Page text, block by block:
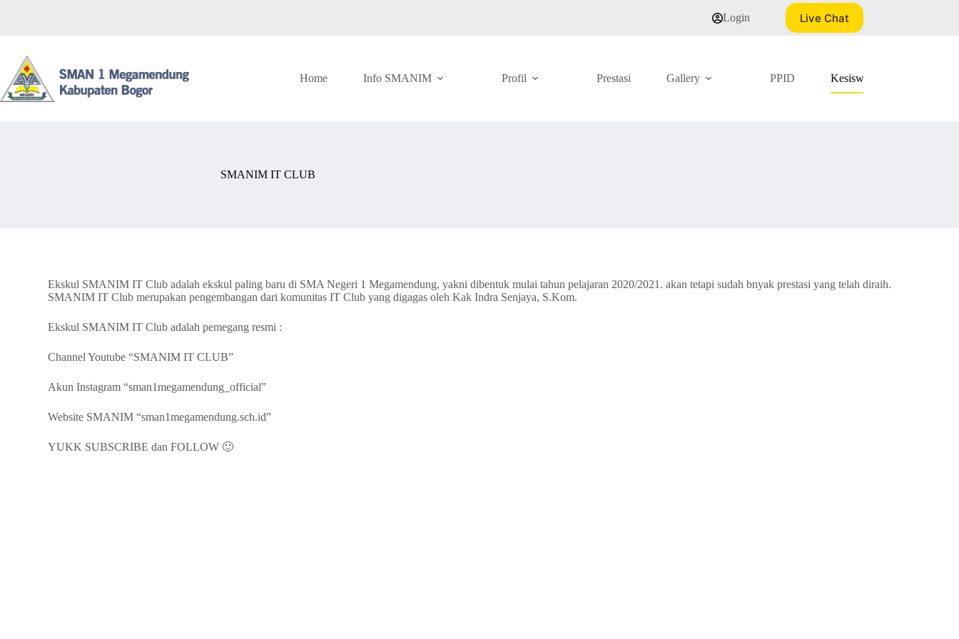
Login Live Chat
Home Info SMANIM Profil Prestasi Gallery PPID Kesiswaan
SMANIM IT CLUB
Ekskul SMANIM IT Club adalah ekskul paling baru di SMA Negeri 1 Megamendung, yakni dibentuk mulai tahun pelajaran 2020/2021. akan tetapi sudah bnyak prestasi yang telah diraih.
SMANIM IT Club merupakan pengembangan dari komunitas IT Club yang digagas oleh Kak Indra Senjaya, S.Kom.
Ekskul SMANIM IT Club adalah pemegang resmi :
Channel Youtube “SMANIM IT CLUB”
Akun Instagram “sman1megamendung_official”
Website SMANIM “sman1megamendung.sch.id”
YUKK SUBSCRIBE dan FOLLOW 🙂